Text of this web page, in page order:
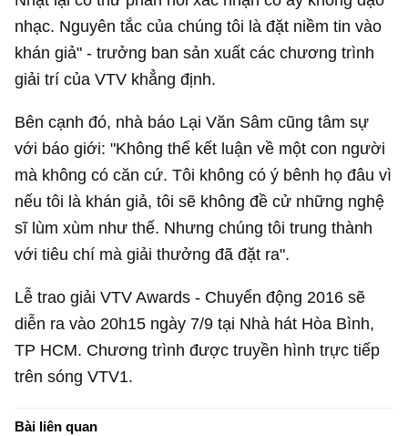
nhạc. Nguyên tắc của chúng tôi là đặt niềm tin vào
khán giả" - trưởng ban sản xuất các chương trình
giải trí của VTV khẳng định.
Bên cạnh đó, nhà báo Lại Văn Sâm cũng tâm sự
với báo giới: "Không thể kết luận về một con người
mà không có căn cứ. Tôi không có ý bênh họ đâu vì
nếu tôi là khán giả, tôi sẽ không đề cử những nghệ
sĩ lùm xùm như thế. Nhưng chúng tôi trung thành
với tiêu chí mà giải thưởng đã đặt ra".
Lễ trao giải VTV Awards - Chuyển động 2016 sẽ
diễn ra vào 20h15 ngày 7/9 tại Nhà hát Hòa Bình,
TP HCM. Chương trình được truyền hình trực tiếp
trên sóng VTV1.
Bài liên quan